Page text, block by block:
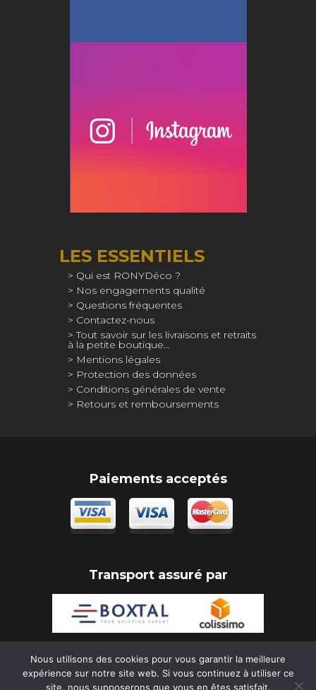
LES ESSENTIELS
Qui est RONYDéco ?
Nos engagements qualité
Questions fréquentes
Contactez-nous
Tout savoir sur les livraisons et retraits
à la petite boutique…
Mentions légales
Protection des données
Conditions générales de vente
Retours et remboursements
Paiements acceptés
Transport assuré par
Copyright Rony Déco 2026
Nous utilisons des cookies pour vous garantir la meilleure
expérience sur notre site web. Si vous continuez à utiliser ce
site, nous supposerons que vous en êtes satisfait.